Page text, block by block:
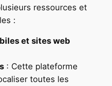
ressources et
:
et sites web
: Cette plateforme
toutes les